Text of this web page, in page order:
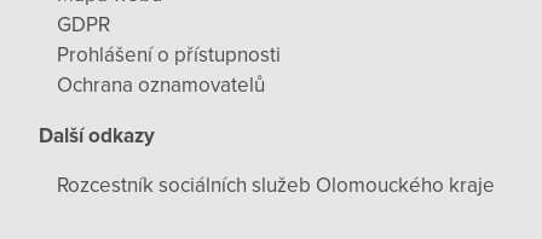
GDPR
Prohlášení o přístupnosti
Ochrana oznamovatelů
Další odkazy
Rozcestník sociálních služeb Olomouckého kraje